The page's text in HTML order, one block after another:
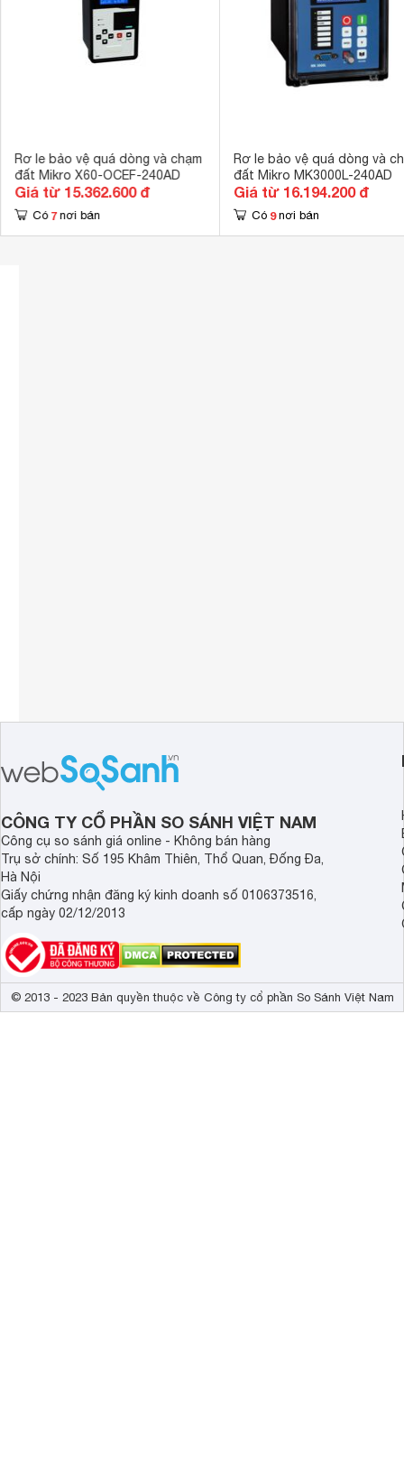
Rơ le bảo vệ quá dòng và chạm
đất Mikro X60-OCEF-240AD
Giá từ 15.362.600 đ
Có 7 nơi bán
Rơ le bảo vệ quá dòng và
đất Mikro MK3000L-240AD
Giá từ 16.194.200 đ
Có 9 nơi bán
CÔNG TY CỔ PHẦN SO SÁNH VIỆT NAM
Công cụ so sánh giá online - Không bán hàng
Trụ sở chính: Số 195 Khâm Thiên, Thổ Quan, Đống Đa,
Hà Nội
Giấy chứng nhận đăng ký kinh doanh số 0106373516,
cấp ngày 02/12/2013
© 2013 - 2023 Bản quyền thuộc về Công ty cổ phần So Sánh Việt Nam